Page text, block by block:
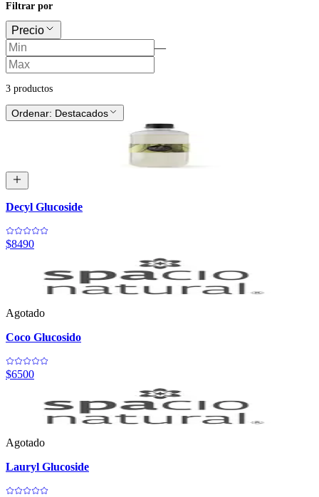
Filtrar por
Precio
—
3 productos
Ordenar: Destacados
Decyl Glucoside
$8490
Agotado
Coco Glucosido
$6500
Agotado
Lauryl Glucoside